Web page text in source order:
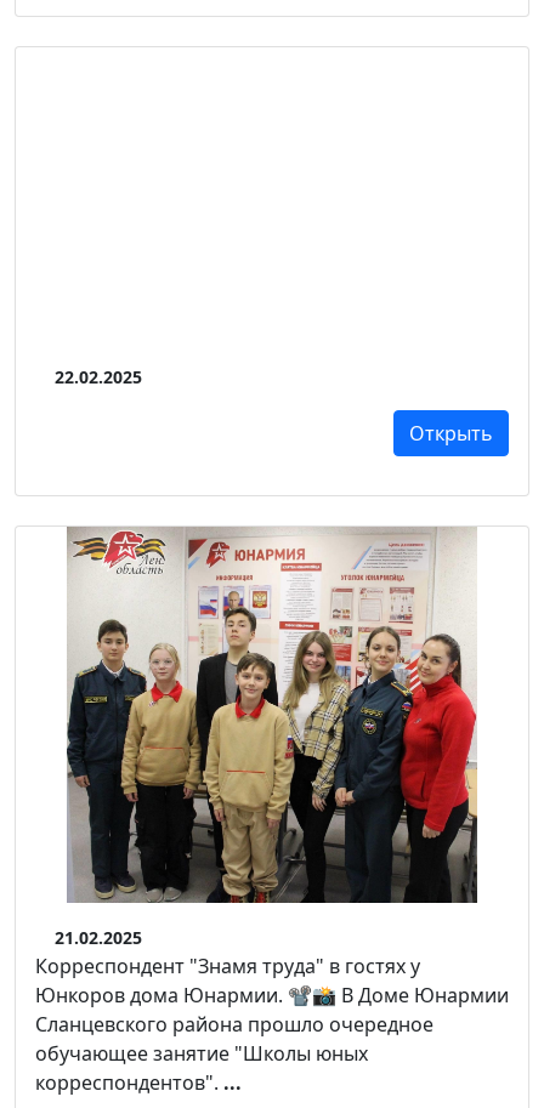
22.02.2025
Открыть
21.02.2025
Корреспондент "Знамя труда" в гостях у
Юнкоров дома Юнармии. 📽📸 В Доме Юнармии
Сланцевского района прошло очередное
обучающее занятие "Школы юных
корреспондентов". ...